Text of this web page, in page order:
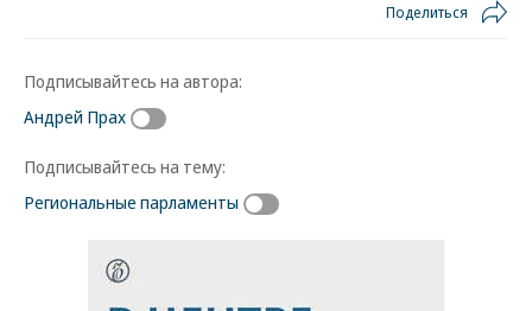
Поделиться
Подписывайтесь на автора:
Андрей Прах
Подписывайтесь на тему:
Региональные парламенты